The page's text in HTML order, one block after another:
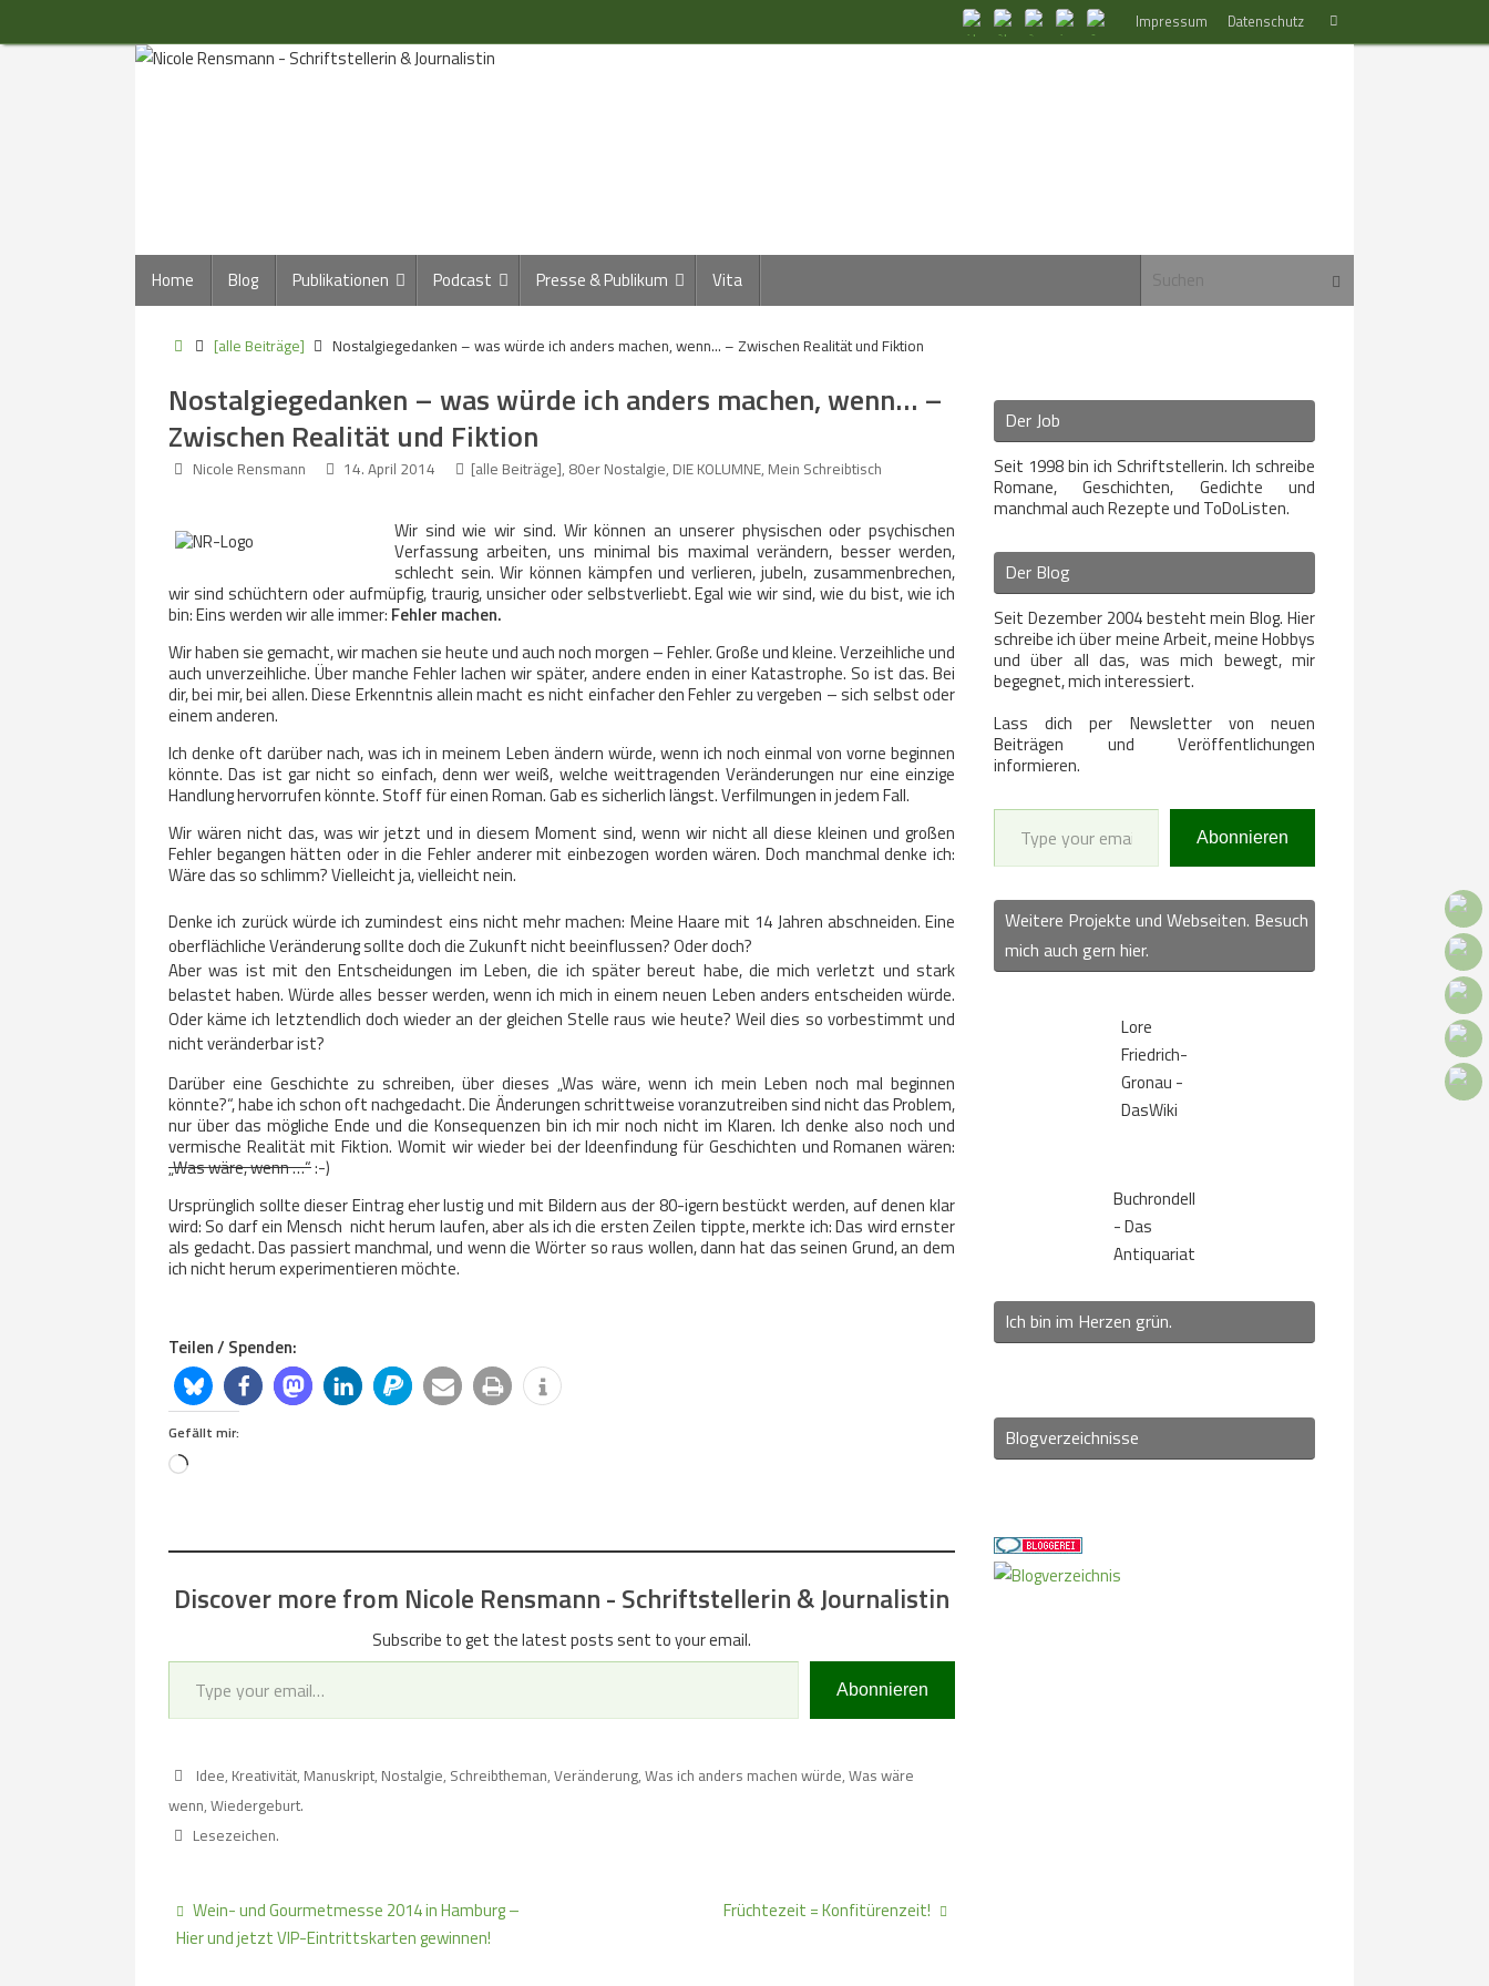
Inhalt
Impressum Datenschutz
nach:
Suchen
Inhalt
springen
Home Blog Publikationen Podcast Presse & Publikum Vita Suchen
Start[alle Beiträge] Nostalgiegedanken – was würde ich anders machen, wenn… – Zwischen Realität und Fiktion
Nostalgiegedanken – was würde ich anders machen, wenn… –
Zwischen Realität und Fiktion
Nicole Rensmann 14. April 2014 [alle Beiträge], 80er Nostalgie, DIE KOLUMNE, Mein Schreibtisch
Wir sind wie wir sind. Wir können an unserer physischen oder psychischen
Verfassung arbeiten, uns minimal bis maximal verändern, besser werden,
schlecht sein. Wir können kämpfen und verlieren, jubeln, zusammenbrechen,
wir sind schüchtern oder aufmüpfig, traurig, unsicher oder selbstverliebt. Egal wie wir sind, wie du bist, wie ich
bin: Eins werden wir alle immer: Fehler machen.
Wir haben sie gemacht, wir machen sie heute und auch noch morgen – Fehler. Große und kleine. Verzeihliche und
auch unverzeihliche. Über manche Fehler lachen wir später, andere enden in einer Katastrophe. So ist das. Bei
dir, bei mir, bei allen. Diese Erkenntnis allein macht es nicht einfacher den Fehler zu vergeben – sich selbst oder
einem anderen.
Ich denke oft darüber nach, was ich in meinem Leben ändern würde, wenn ich noch einmal von vorne beginnen
könnte. Das ist gar nicht so einfach, denn wer weiß, welche weittragenden Veränderungen nur eine einzige
Handlung hervorrufen könnte. Stoff für einen Roman. Gab es sicherlich längst. Verfilmungen in jedem Fall.
Wir wären nicht das, was wir jetzt und in diesem Moment sind, wenn wir nicht all diese kleinen und großen
Fehler begangen hätten oder in die Fehler anderer mit einbezogen worden wären. Doch manchmal denke ich:
Wäre das so schlimm? Vielleicht ja, vielleicht nein.
Denke ich zurück würde ich zumindest eins nicht mehr machen: Meine Haare mit 14 Jahren abschneiden. Eine
oberflächliche Veränderung sollte doch die Zukunft nicht beeinflussen? Oder doch?
Aber was ist mit den Entscheidungen im Leben, die ich später bereut habe, die mich verletzt und stark
belastet haben. Würde alles besser werden, wenn ich mich in einem neuen Leben anders entscheiden würde.
Oder käme ich letztendlich doch wieder an der gleichen Stelle raus wie heute? Weil dies so vorbestimmt und
nicht veränderbar ist?
Darüber eine Geschichte zu schreiben, über dieses „Was wäre, wenn ich mein Leben noch mal beginnen
könnte?“, habe ich schon oft nachgedacht. Die Änderungen schrittweise voranzutreiben sind nicht das Problem,
nur über das mögliche Ende und die Konsequenzen bin ich mir noch nicht im Klaren. Ich denke also noch und
vermische Realität mit Fiktion. Womit wir wieder bei der Ideenfindung für Geschichten und Romanen wären:
„Was wäre, wenn …“:-)
Ursprünglich sollte dieser Eintrag eher lustig und mit Bildern aus der 80-igern bestückt werden, auf denen klar
wird: So darf ein Mensch nicht herum laufen, aber als ich die ersten Zeilen tippte, merkte ich: Das wird ernster
als gedacht. Das passiert manchmal, und wenn die Wörter so raus wollen, dann hat das seinen Grund, an dem
ich nicht herum experimentieren möchte.
Teilen / Spenden:
Gefällt mir:
Loading…
Discover more from Nicole Rensmann - Schriftstellerin & Journalistin
Subscribe to get the latest posts sent to your email.
Type your email…
Abonnieren
Idee, Kreativität, Manuskript, Nostalgie, Schreibtheman,Veränderung,Was ich anders machen würde,Was wäre
wenn, Wiedergeburt.
Lesezeichen.
Wein- und Gourmetmesse 2014 in Hamburg –
Hier und jetzt VIP-Eintrittskarten gewinnen!
Früchtezeit = Konfitürenzeit!
Der Job
Seit 1998 bin ich Schriftstellerin. Ich schreibe
Romane, Geschichten, Gedichte und
manchmal auch Rezepte und ToDoListen.
Der Blog
Seit Dezember 2004 besteht mein Blog. Hier
schreibe ich über meine Arbeit, meine Hobbys
und über all das, was mich bewegt, mir
begegnet, mich interessiert.
Lass dich per Newsletter von neuen
Beiträgen und Veröffentlichungen
informieren.
Type your email…
Abonnieren
Weitere Projekte und Webseiten. Besuch
mich auch gern hier.
Lore
Friedrich-
Gronau -
DasWiki
Buchrondell
- Das
Antiquariat
Ich bin im Herzen grün.
Blogverzeichnisse